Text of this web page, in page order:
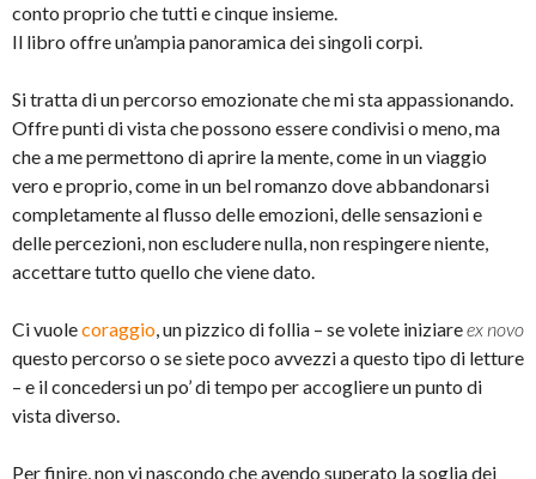
conto proprio che tutti e cinque insieme.
Il libro offre un’ampia panoramica dei singoli corpi.
Si tratta di un percorso emozionate che mi sta appassionando.
Offre punti di vista che possono essere condivisi o meno, ma
che a me permettono di aprire la mente, come in un viaggio
vero e proprio, come in un bel romanzo dove abbandonarsi
completamente al flusso delle emozioni, delle sensazioni e
delle percezioni, non escludere nulla, non respingere niente,
accettare tutto quello che viene dato.
Ci vuolecoraggio, un pizzico di follia – se volete iniziareex novo
questo percorso o se siete poco avvezzi a questo tipo di letture
– e il concedersi un po’ di tempo per accogliere un punto di
vista diverso.
Per finire, non vi nascondo che avendo superato la soglia dei